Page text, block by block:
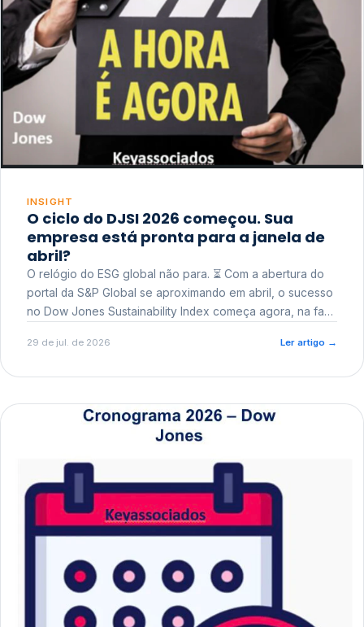
INSIGHT
O ciclo do DJSI 2026 começou. Sua
empresa está pronta para a janela de
abril?
O relógio do ESG global não para. ⏳ Com a abertura do
portal da S&P Global se aproximando em abril, o sucesso
no Dow Jones Sustainability Index começa agora, na fase
29 de jul. de 2026 Ler artigo →